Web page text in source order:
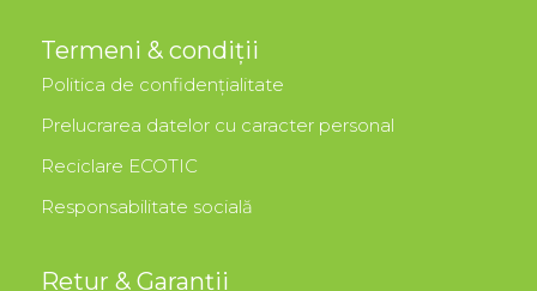
Termeni & condiții
Politica de confidențialitate
Prelucrarea datelor cu caracter personal
Reciclare ECOTIC
Responsabilitate socială
Retur & Garanții